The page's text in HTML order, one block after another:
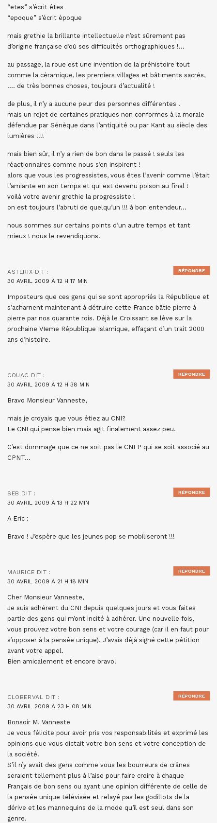
“etes” s’écrit êtes
“epoque” s’écrit époque
mais grethie la brillante intellectuelle n’est sûrement pas
d’origine française d’où ses difficultés orthographiques !…
au passage, la roue est une invention de la préhistoire tout
comme la céramique, les premiers villages et bâtiments sacrés,
…. de très bonnes choses, toujours d’actualité !
de plus, il n’y a aucune peur des personnes différentes !
mais un rejet de certaines pratiques non conformes à la morale
défendue par Sénèque dans l’antiquité ou par Kant au siècle des
lumières !!!!
mais bien sûr, il n’y a rien de bon dans le passé ! seuls les
réactionnaires comme nous s’en inspirent !
alors que vous les progressistes, vous êtes l’avenir comme l’était
l’amiante en son temps et qui est devenu poison au final !
voilà votre avenir grethie la progressiste !
on est toujours l’abruti de quelqu’un !!! à bon entendeur…
nous sommes sur certains points d’un autre temps et tant
mieux ! nous le revendiquons.
ASTERIX DIT :
30 AVRIL 2009 À 12 H 17 MIN
Imposteurs que ces gens qui se sont appropriés la République et
s’acharnent maintenant à détruire cette France bâtie pierre à
pierre par nos quarante rois. Déjà le Croissant se lève sur la
prochaine VIeme République Islamique, effaçant d’un trait 2000
ans d’histoire.
RÉPONDRE
COUAC DIT :
30 AVRIL 2009 À 12 H 38 MIN
Bravo Monsieur Vanneste,
mais je croyais que vous étiez au CNI?
Le CNI qui pense bien mais agit finalement assez peu.
C’est dommage que ce ne soit pas le CNI P qui se soit associé au
CPNT…
RÉPONDRE
SEB DIT :
30 AVRIL 2009 À 13 H 22 MIN
A Eric :
Bravo ! J’espère que les jeunes pop se mobiliseront !!!
RÉPONDRE
MAURICE DIT :
30 AVRIL 2009 À 21 H 18 MIN
Cher Monsieur Vanneste,
Je suis adhérent du CNI depuis quelques jours et vous faites
partie des gens qui m’ont incité à adhérer. Une nouvelle fois,
vous prouvez votre bon sens et votre courage (car il en faut pour
s’opposer à la pensée unique). J’avais déjà signé cette pétition
avant votre appel.
Bien amicalement et encore bravo!
RÉPONDRE
CLOBERVAL DIT :
30 AVRIL 2009 À 23 H 08 MIN
Bonsoir M. Vanneste
Je vous félicite pour avoir pris vos responsabilités et exprimé les
opinions que vous dictait votre bon sens et votre conception de
la société.
S’il n’y avait des gens comme vous les bourreurs de crânes
seraient tellement plus à l’aise pour faire croire à chaque
Français de bon sens ou ayant une opinion différente de celle de
la pensée unique télévisée et relayé pas les godillots de la
dérive et les mannequins de la mode qu’il est seul dans son
genre.
RÉPONDRE